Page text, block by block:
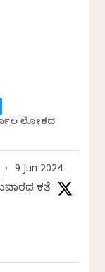
ಲೋಕದ
· 9 Jun 2024
ಕತೆ